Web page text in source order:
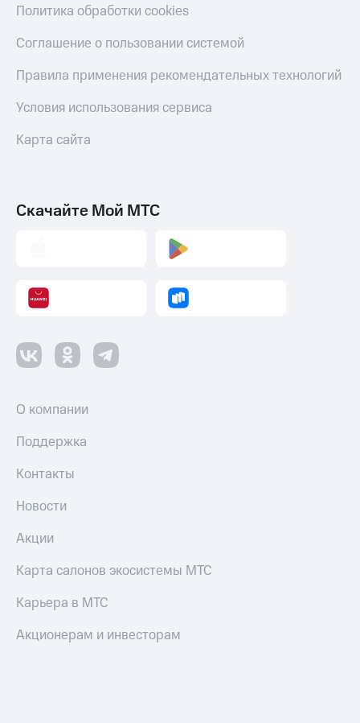
Политика обработки cookies
Соглашение о пользовании системой
Правила применения рекомендательных технологий
Условия использования сервиса
Карта сайта
Скачайте Мой МТС
О компании
Поддержка
Контакты
Новости
Акции
Карта салонов экосистемы МТС
Карьера в МТС
Акционерам и инвесторам